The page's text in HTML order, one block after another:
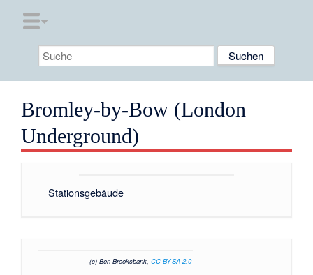
Bromley-by-Bow (London
Underground)
Stationsgebäude
(c) Ben Brooksbank,CC BY-SA 2.0